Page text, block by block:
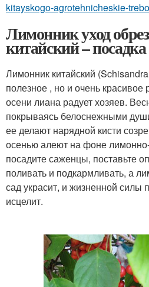
kitayskogo-agrotehnicheskie-
Лимонник уход
китайский – посадка
Лимонник китайский
полезное , но и очень
осени лиана радует хозяев.
покрываясь белоснежными
ее делают нарядной кисти
осенью алеют на фоне
посадите саженцы, поставьте
поливать и подкармливать, а
сад украсит, и жизненной силы
исцелит.